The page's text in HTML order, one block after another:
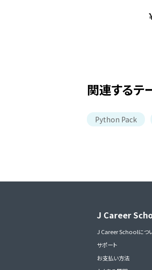
関連するテ
Python Pack
J Career
J Career Schoolにつ
サポート
お支払い方法